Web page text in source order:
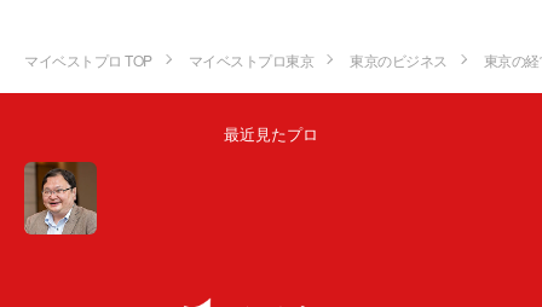
マイベストプロ TOP マイベストプロ東京 東京のビジネス 東京の
最近見たプロ